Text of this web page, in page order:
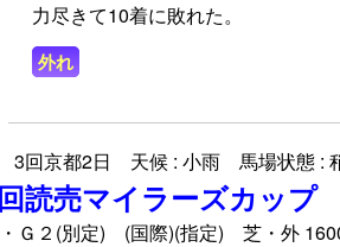
力尽きて10着に敗れた。
外れ
3回京都2日 天候 : 小雨 馬場状態 :
読売マイラーズカップ
・Ｇ２(別定) (国際)(指定) 芝・外